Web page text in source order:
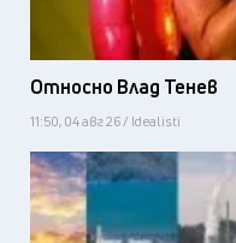
Относно Влад Тенев
11:50, 04 авг 26 / Idealisti